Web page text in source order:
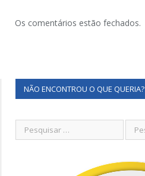
Os comentários estão fechados.
NÃO ENCONTROU O QUE QUERIA?